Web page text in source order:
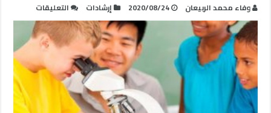
وفاء محمد الربيعان 2020/08/24 إرشادات التعليقات
القيم
العلمية
في
مقررات
العلوم
وسبل
تنميتها